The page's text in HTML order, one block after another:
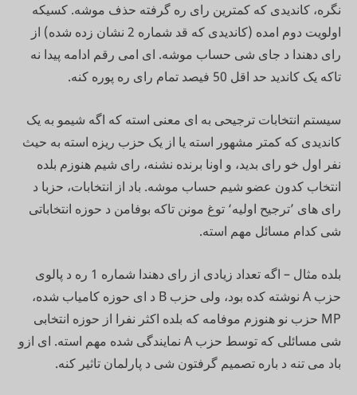
نگره، کاندیدی که کمترین رای ره گرفته حذف موشه. کسیکه
اولویت دوم امده (کاندیدی که قد شماره 2 نشان زده شده) از
رای دهندا د جای شی حساب موشه. ای امی رقم ادامه پیدا نه
تاکه یک کاندید حد اقل 50 فیصد تمام رای ره پوره کنه.
سیستم انتخابات ترجیحی به ای معنی استه که اگه شیمو به یک
کاندیدی که کمتر مشهور استه یا از یک حزب ریزه استه به حیث
نفر اول خو رای بدید، و اونا برنده نشنه، رای شیم هنوزم بلده
انتخاب کدون عضو شیم حساب موشه. باد از انتخابات، حزبا د
رای های ’ترجیح اولیه‘ توغ مونن تاکه بوفامن د حوزه انتخاباتی
شی کدام مسائل مهم استه.
بلده مثال – اگه تعداد زیادی از رای دهندا شماره 1 ره د پالوی
حزب A نوشته کده بود، ولی حزب B د ای حوزه کامیاب شده،
MP حزب نو هنوزم موفامه که بلده اکثر نفرا از حوزه انتخابی
شی مسائلی که توسط حزب A نمایندگی شده مهم استه. ای ازو
باد می تنه د باره تصمیم گرفتون شی د پارلمان تاثیر کنه.